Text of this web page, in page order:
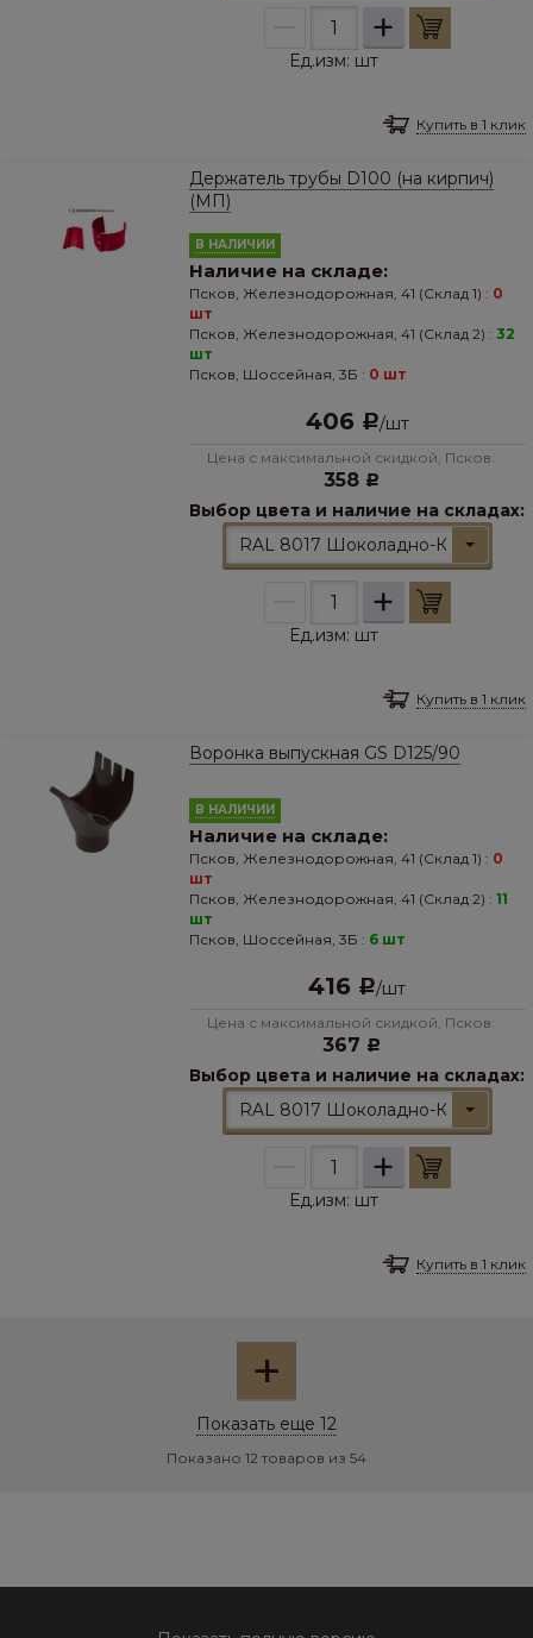
+
Ед.изм: шт
Купить в 1 клик
Держатель трубы D100 (на кирпич)
(МП)
В НАЛИЧИИ
Наличие на складе:
Псков, Железнодорожная, 41 (Склад 1) : 0
шт
Псков, Железнодорожная, 41 (Склад 2) : 32
шт
Псков, Шоссейная, 3Б : 0 шт
406 Р/шт
Цена с максимальной скидкой, Псков:
358 Р
Выбор цвета и наличие на складах:
RAL 8017 Шоколадно-
+
Ед.изм: шт
Купить в 1 клик
Воронка выпускная GS D125/90
В НАЛИЧИИ
Наличие на складе:
Псков, Железнодорожная, 41 (Склад 1) : 0
шт
Псков, Железнодорожная, 41 (Склад 2) : 11
шт
Псков, Шоссейная, 3Б : 6 шт
416 Р/шт
Цена с максимальной скидкой, Псков:
367 Р
Выбор цвета и наличие на складах:
RAL 8017 Шоколадно-
+
Ед.изм: шт
Купить в 1 клик
+
Показать еще 12
Показано 12 товаров из 54